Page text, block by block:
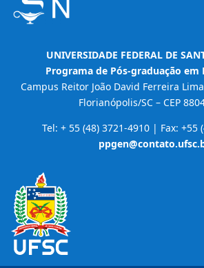
UNIVERSIDADE FEDERAL DE
Programa de Pós-graduação em
Campus Reitor João David Ferreira
Florianópolis/SC – CEP
Tel: + 55 (48) 3721-4910 | Fax: +55